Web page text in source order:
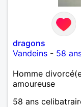
dragons
Vandeins - 58
Homme
amoureuse
58 ans